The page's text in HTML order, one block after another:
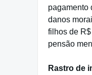
pagamento
danos
filhos de
pensão
Rastro de